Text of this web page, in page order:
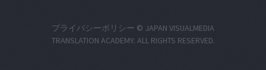
プライバシーポリシー © JAPAN VISUALMEDIA
TRANSLATION ACADEMY. ALL RIGHTS RESERVED.